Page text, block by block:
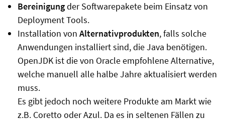
Bereinigungder Softwarepakete beim Einsatz von
Deployment Tools.
Installation von Alternativprodukten, falls solche
Anwendungen installiert sind, die Java benötigen.
OpenJDK ist die von Oracle empfohlene Alternative,
welche manuell alle halbe Jahre aktualisiert werden
muss.
Es gibt jedoch noch weitere Produkte am Markt wie
z.B. Coretto oder Azul. Da es in seltenen Fällen zu